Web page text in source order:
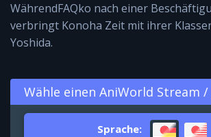
WährendFAQko nach einer
verbringt Konoha Zeit mit ihrer
Yoshida.
Wähle einen AniWorld Stream
Sprache: